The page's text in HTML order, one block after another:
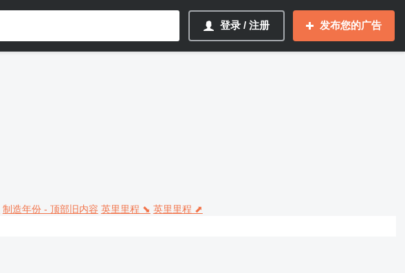
登录 / 注册 发布您的广告
制造年份 - 顶部旧内容 英里里程 ⬊ 英里里程 ⬈